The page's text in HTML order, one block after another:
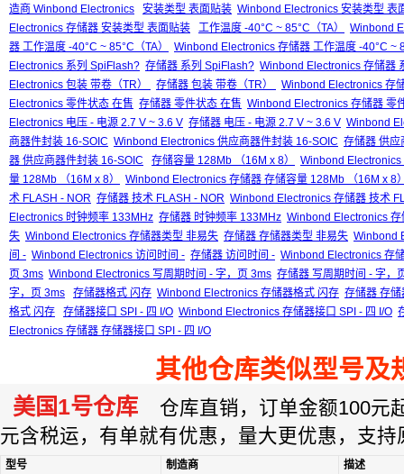
造商 Winbond Electronics
安装类型 表面贴装 Winbond Electronics 安装类型 表
Electronics 存储器 安装类型 表面贴装
工作温度 -40°C ~ 85°C（TA）
Winbond
器 工作温度 -40°C ~ 85°C（TA）
Winbond Electronics 存储器 工作温度 -40°C ~
Electronics 系列 SpiFlash? 存储器 系列 SpiFlash? Winbond Electronics 存储器
Electronics 包装 带卷（TR）
存储器 包装 带卷（TR）
Winbond Electronics 存
Electronics 零件状态 在售 存储器 零件状态 在售 Winbond Electronics 存储器 零
Electronics 电压 - 电源 2.7 V ~ 3.6 V 存储器 电压 - 电源 2.7 V ~ 3.6 V Winbond
商器件封装 16-SOIC Winbond Electronics 供应商器件封装 16-SOIC 存储器 供应
器 供应商器件封装 16-SOIC
存储容量 128Mb （16M x 8）
Winbond
量 128Mb （16M x 8）
Winbond Electronics 存储器 存储容量 128Mb （16M x 8
术 FLASH - NOR 存储器 技术 FLASH - NOR Winbond Electronics 存储器 技术
Electronics 时钟频率 133MHz 存储器 时钟频率 133MHz Winbond Electronics
失 Winbond Electronics 存储器类型 非易失 存储器 存储器类型 非易失 Winbond
间 - Winbond Electronics 访问时间 - 存储器 访问时间 - Winbond Electronics 存
页 3ms Winbond Electronics 写周期时间 - 字，页 3ms 存储器 写周期时间 - 字，
字，页 3ms
存储器格式 闪存 Winbond Electronics 存储器格式 闪存 存储器 存
格式 闪存
存储器接口 SPI - 四 I/O Winbond Electronics 存储器接口 SPI - 四 I/O
Electronics 存储器 存储器接口 SPI - 四 I/O
其他仓库类似型号及
美国1号仓库 仓库直销，订单金额100元
元含税运，有单就有优惠，量大更优惠，支持
型号 制造商 描述